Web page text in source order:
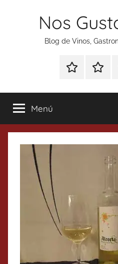
Nos
Blog de Vinos,
Especial
Tonics
Menú